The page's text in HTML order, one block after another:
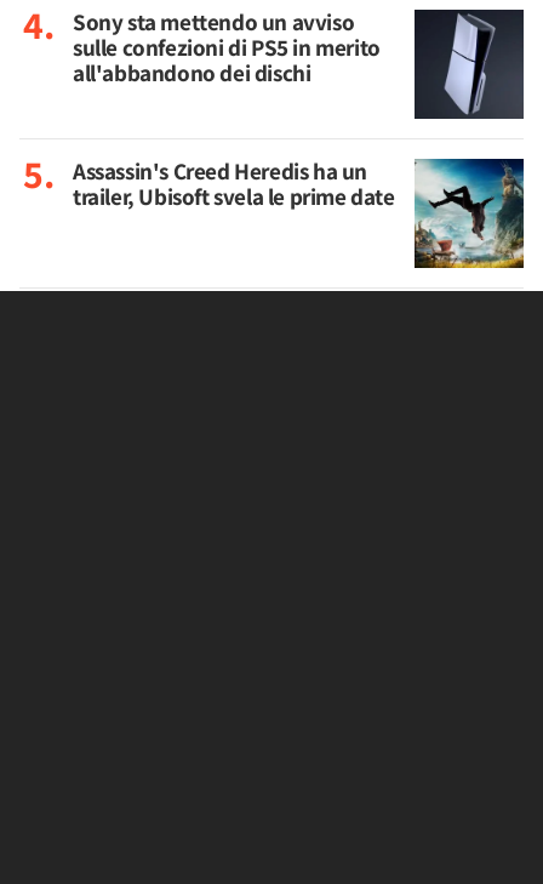
Sony sta mettendo un avviso
sulle confezioni di PS5 in merito
all'abbandono dei dischi
Assassin's Creed Heredis ha un
trailer, Ubisoft svela le prime date